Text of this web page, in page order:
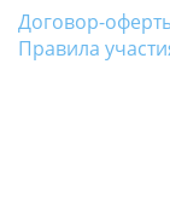
Договор-
Правила